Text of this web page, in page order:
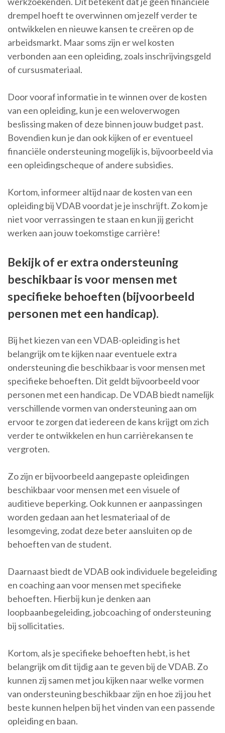
drempel hoeft te overwinnen om jezelf verder te
ontwikkelen en nieuwe kansen te creëren op de
arbeidsmarkt. Maar soms zijn er wel kosten
verbonden aan een opleiding, zoals inschrijvingsgeld
of cursusmateriaal.
Door vooraf informatie in te winnen over de kosten
van een opleiding, kun je een weloverwogen
beslissing maken of deze binnen jouw budget past.
Bovendien kun je dan ook kijken of er eventueel
financiële ondersteuning mogelijk is, bijvoorbeeld via
een opleidingscheque of andere subsidies.
Kortom, informeer altijd naar de kosten van een
opleiding bij VDAB voordat je je inschrijft. Zo kom je
niet voor verrassingen te staan en kun jij gericht
werken aan jouw toekomstige carrière!
Bekijk of er extra ondersteuning
beschikbaar is voor mensen met
specifieke behoeften (bijvoorbeeld
personen met een handicap).
Bij het kiezen van een VDAB-opleiding is het
belangrijk om te kijken naar eventuele extra
ondersteuning die beschikbaar is voor mensen met
specifieke behoeften. Dit geldt bijvoorbeeld voor
personen met een handicap. De VDAB biedt namelijk
verschillende vormen van ondersteuning aan om
ervoor te zorgen dat iedereen de kans krijgt om zich
verder te ontwikkelen en hun carrièrekansen te
vergroten.
Zo zijn er bijvoorbeeld aangepaste opleidingen
beschikbaar voor mensen met een visuele of
auditieve beperking. Ook kunnen er aanpassingen
worden gedaan aan het lesmateriaal of de
lesomgeving, zodat deze beter aansluiten op de
behoeften van de student.
Daarnaast biedt de VDAB ook individuele begeleiding
en coaching aan voor mensen met specifieke
behoeften. Hierbij kun je denken aan
loopbaanbegeleiding, jobcoaching of ondersteuning
bij sollicitaties.
Kortom, als je specifieke behoeften hebt, is het
belangrijk om dit tijdig aan te geven bij de VDAB. Zo
kunnen zij samen met jou kijken naar welke vormen
van ondersteuning beschikbaar zijn en hoe zij jou het
beste kunnen helpen bij het vinden van een passende
opleiding en baan.